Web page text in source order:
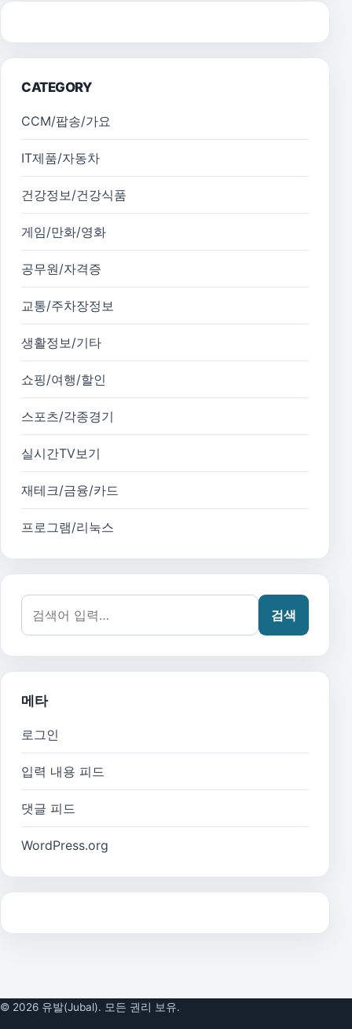
CATEGORY
CCM/팝송/가요
IT제품/자동차
건강정보/건강식품
게임/만화/영화
공무원/자격증
교통/주차장정보
생활정보/기타
쇼핑/여행/할인
스포츠/각종경기
실시간TV보기
재테크/금융/카드
프로그램/리눅스
검색어:
검색
메타
로그인
입력 내용 피드
댓글 피드
WordPress.org
© 2026 유발(Jubal). 모든 권리 보유.